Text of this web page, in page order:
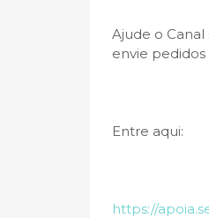
Ajude o
envie pedidos
Entre aqui:
https://